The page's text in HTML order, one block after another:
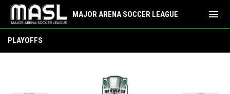
MAJOR ARENA SOCCER LEAGUE menu
PLAYOFFS